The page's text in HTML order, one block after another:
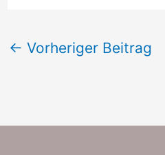
← Vorheriger Beitrag